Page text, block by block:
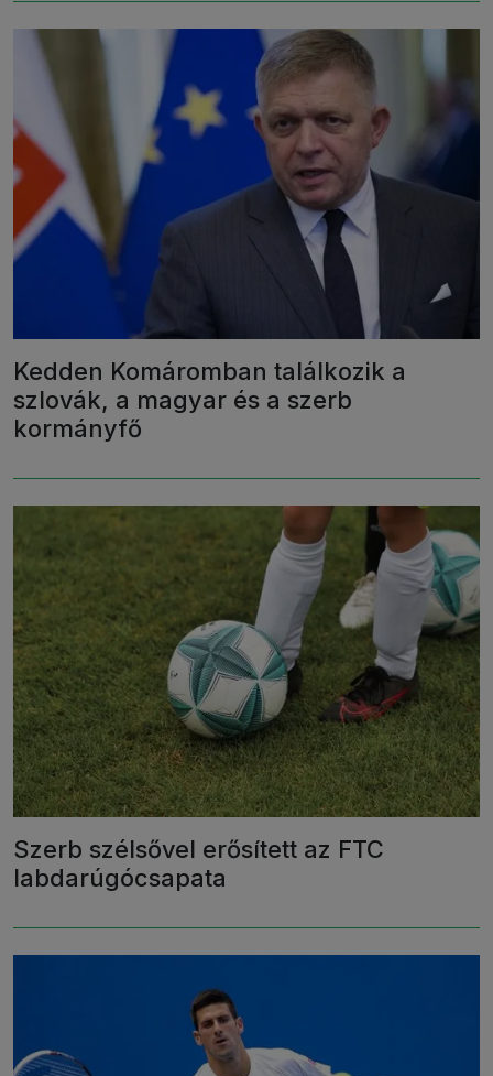
Kedden Komáromban találkozik a
szlovák, a magyar és a szerb
kormányfő
Szerb szélsővel erősített az FTC
labdarúgócsapata